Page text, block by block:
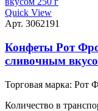
Quick View
Арт. 3062191
Конфеты Рот
сливочным
Торговая марка: Рот
Количество в